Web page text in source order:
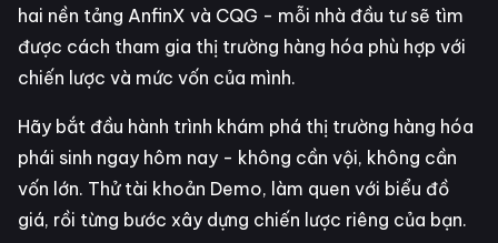
hai nền tảng AnfinX và CQG - mỗi nhà đầu tư sẽ tìm
được cách tham gia thị trường hàng hóa phù hợp với
chiến lược và mức vốn của mình.
Hãy bắt đầu hành trình khám phá thị trường hàng hóa
phái sinh ngay hôm nay - không cần vội, không cần
vốn lớn. Thử tài khoản Demo, làm quen với biểu đồ
giá, rồi từng bước xây dựng chiến lược riêng của bạn.